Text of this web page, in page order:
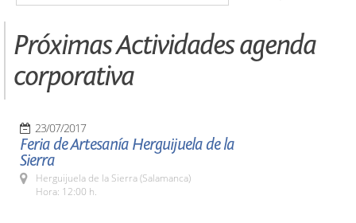
Próximas Actividades agenda
corporativa
23/07/2017
Feria de Artesanía Herguijuela de la
Sierra
Herguijuela de la Sierra (Salamanca)
Hora: 12:00 h.